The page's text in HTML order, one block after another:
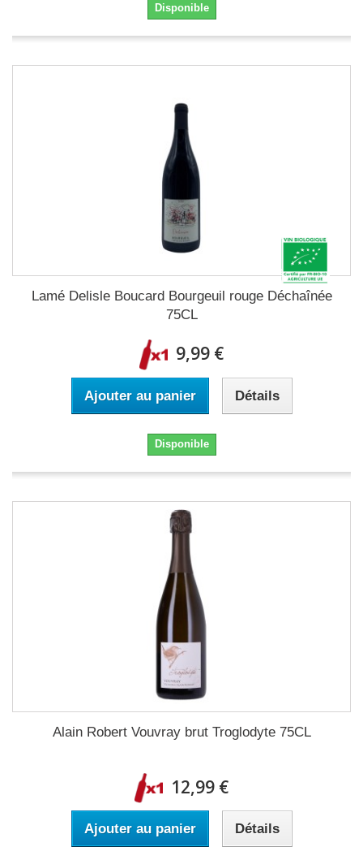
Disponible
Lamé Delisle Boucard Bourgeuil rouge Déchaînée
75CL
9,99 €
Ajouter au panier Détails
Disponible
Alain Robert Vouvray brut Troglodyte 75CL
12,99 €
Ajouter au panier Détails